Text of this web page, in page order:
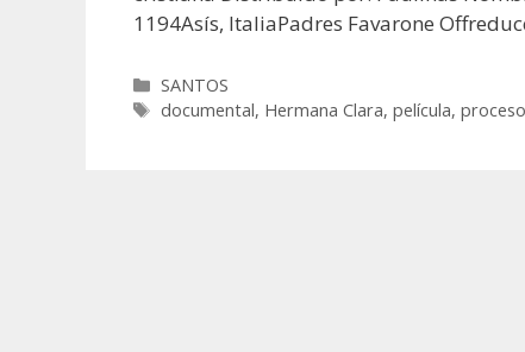
1194Asís, ItaliaPadres Favarone
Categorías
SANTOS
Etiquetas
documental, Hermana Clara,película,